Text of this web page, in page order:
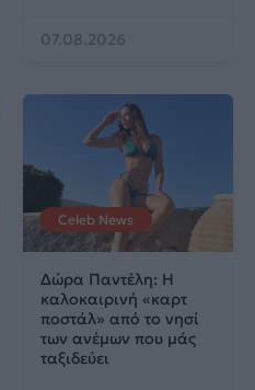
07.08.2026
Celeb News
Δώρα Παντέλη: Η
καλοκαιρινή «καρτ
ποστάλ» από το νησί
των ανέμων που μάς
ταξιδεύει